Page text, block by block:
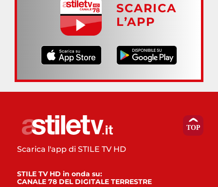
SCARICA
L’APP
Scarica l'app di STILE TV HD
STILE TV HD in onda su:
CANALE 78 DEL DIGITALE TERRESTRE